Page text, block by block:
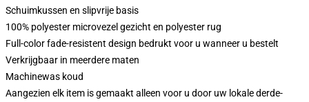
Schuimkussen en slipvrije basis
100% polyester microvezel gezicht en polyester rug
Full-color fade-resistent design bedrukt voor u wanneer u bestelt
Verkrijgbaar in meerdere maten
Machinewas koud
Aangezien elk item is gemaakt alleen voor u door uw lokale derde-